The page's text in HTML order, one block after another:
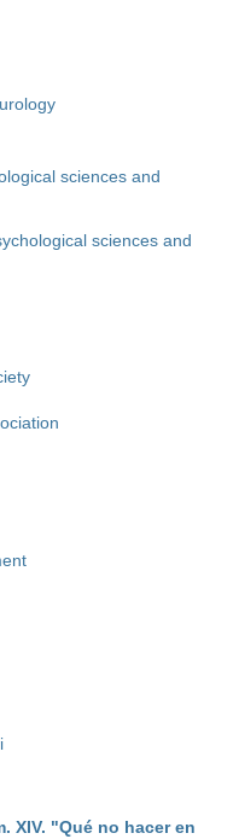
sciences and
sciences and
XIV. "Qué no hacer en